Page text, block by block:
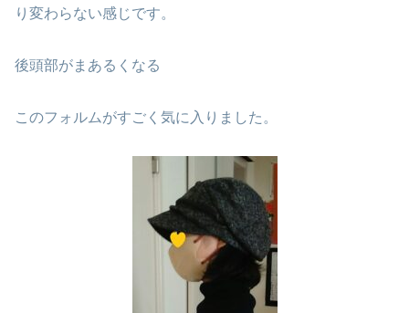
り変わらない感じです。
後頭部がまあるくなる
このフォルムがすごく気に入りました。